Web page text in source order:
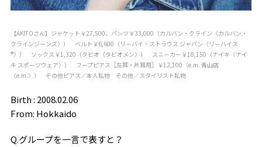
【AKITOさん】ジャケット￥27,500、パンツ￥33,000（カルバン・クライン〈カルバン・
クラインジーンズ〉） ベルト￥6,600（リーバイ・ストラウス ジャパン〈リーバイス
®〉） ソックス￥1,320（タビオ〈タビオメン〉） スニーカー￥18,150（ナイキ〈ナイ
キ スポーツウェア〉） フープピアス［左耳・片耳用］￥12,100（e.m. 青山店
〈e.m.〉） その他ピアス／本人私物 その他／スタイリスト私物
Birth : 2008.02.06
From: Hokkaido
Q.グループを一言で表すと？